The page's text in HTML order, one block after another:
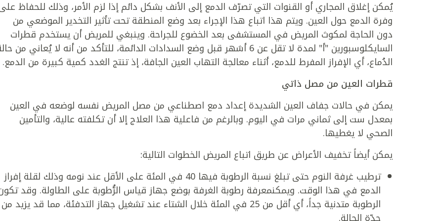
يُمكن إغلاق المجاري أو القنوات التي تصرّف الدمع إلى الأنف بشكل دائم إذا لزم الأمر، وذلك للحفاظ
وفرة الدمع حول العين. ويتم هذا اتباع هذا الإجراء بعد وضع المنطقة تحت تأثير التخدير الموضعي من
دون الحاجة لمكوث المريض في المستشفى بعد الخضوع للجراحة. وينبغي للمريض أن يستخدم قطرات
السايكلوسبورين "أ" لمدة لا تقل عن 6 أشهر قبل وضع السدادات الدائمة، للتأكد من أنه لا يُعاني من
الدُماع، أي الإفراز المفرط للدمع، أثناء معالجة التهاب العين الجافة، إذ تنتج الغدد كمية كبيرة من الدمع.
قطرات العين من مصل ذاتي
يمكن في حالات جفاف العين الشديدة إعداد دمع اصطناعي من مصل المريض نفسه لوضعه في العين
بمعدل ست إلى ثماني مرات في اليوم. وبالرغم من فاعلية هذا العلاج إلا أن تكلفته عالية، والتأمين
الصحي لا يغطيها.
يمكن أيضاً تخفيف الأعراض عن طريق اتباع المريض الخطوات التالية:
ترطيب غرفة النوم حتى تبلغ نسبة الرطوبة فيها 40 في المئة على الأقل عند نومه وذلك لقلة إفراز
الدمع في هذا الوقت. ويمكنمعرفة رطوبة الغرفة بوضع جهاز قياس الرُّطوبة على الطاولة. وقد
الرطوبة متدنية جداً، أي أقل من 25 في المئة خلال الشتاء عند تشغيل جهاز التدفئة، مما قد يزيد من